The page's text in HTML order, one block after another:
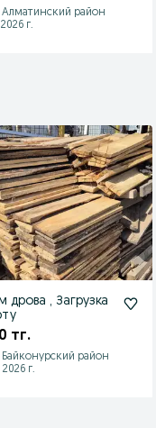
Алматинский район
г.
дрова , Загрузка
тг.
Байконурский район
г.